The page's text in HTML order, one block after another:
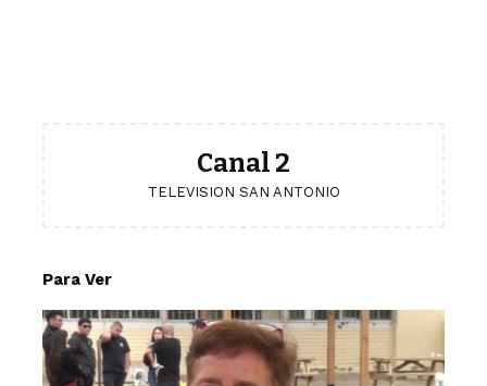
Canal 2
TELEVISION SAN ANTONIO
Para Ver